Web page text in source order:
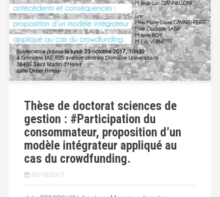
Thèse de doctorat sciences de
gestion : #Participation du
consommateur, proposition d’un
modèle intégrateur appliqué au
cas du crowdfunding.
01/10/2017